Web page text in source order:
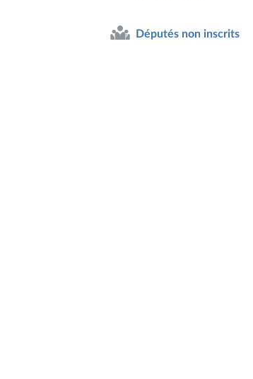
Députés non inscrits